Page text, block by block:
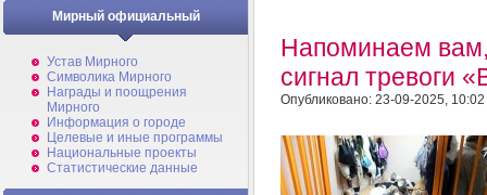
Мирный официальный
Устав Мирного
Символика Мирного
Награды и поощрения
Мирного
Информация о городе
Целевые и иные программы
Национальные проекты
Статистические данные
Напоминаем вам,
сигнал тревоги
Опубликовано: 23-09-2025, 10:02